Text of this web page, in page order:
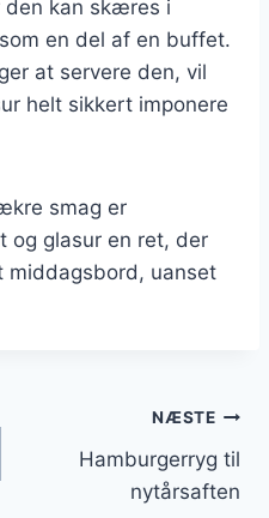
den kan skæres i
en del af en buffet.
at servere den, vil
helt sikkert imponere
smag er
og glasur en ret, der
middagsbord, uanset
NÆSTE
Hamburgerryg til
nytårsaften